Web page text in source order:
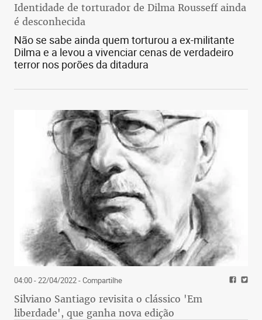
Identidade de torturador de Dilma Rousseff ainda
é desconhecida
Não se sabe ainda quem torturou a ex-militante
Dilma e a levou a vivenciar cenas de verdadeiro
terror nos porões da ditadura
04:00 - 22/04/2022- Compartilhe
Silviano Santiago revisita o clássico 'Em
liberdade', que ganha nova edição